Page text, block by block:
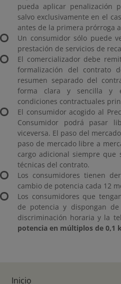
pueda aplicar penalización
salvo exclusivamente en el
antes de la primera prórroga
Un consumidor sólo puede
prestación de servicios de
El comercializador debe
formalización del contrato
resumen separado del
forma clara y sencilla y
condiciones contractuales
El consumidor acogido al
Consumidor podrá pasar
viceversa. El paso del
paso de mercado libre a
cargo adicional siempre que
técnicas del contrato.
Los consumidores tienen
cambio de potencia cada 12
Los consumidores que
de potencia y dispongan
discriminación horaria y la
potencia en múltiplos de 0,1
Inicio